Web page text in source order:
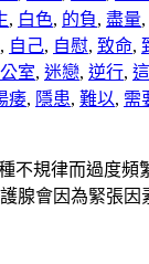
, 白色, 的負, 盡量,
, 自己, 自慰, 致命,
室, 迷戀, 逆行,
痿, 隱患, 難以, 需
不規律而過度
腺會因為緊張